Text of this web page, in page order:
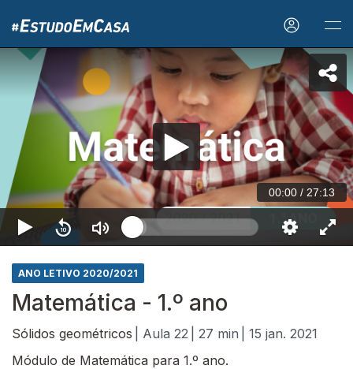
00:00 / 27:13
ANO LETIVO 2020/2021
Matemática - 1.º ano
Sólidos geométricos | Aula 22 | 27 min
| 15 jan. 2021
Módulo de Matemática para 1.º ano.